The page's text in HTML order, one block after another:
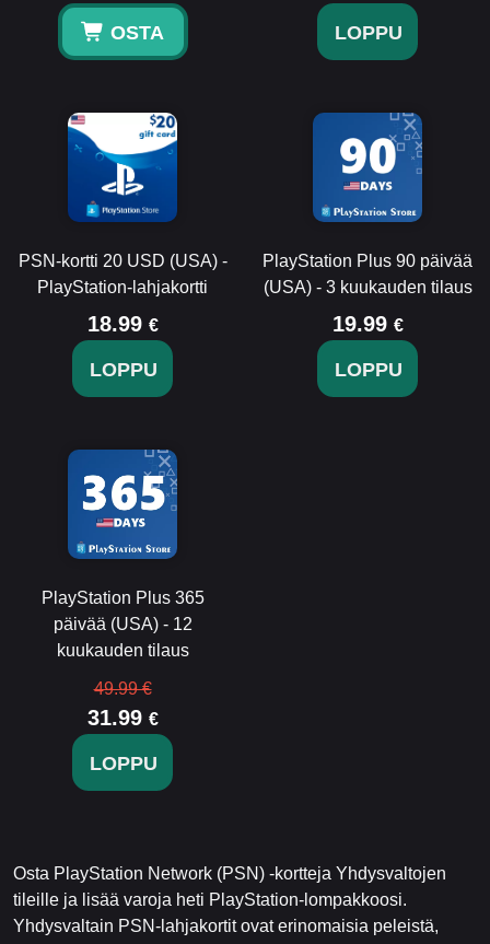
OSTA LOPPU
PSN-kortti 20 USD (USA) -
PlayStation-lahjakortti
18.99 €
LOPPU
PlayStation Plus 90 päivää
(USA) - 3 kuukauden tilaus
19.99 €
LOPPU
PlayStation Plus 365
päivää (USA) - 12
kuukauden tilaus
49.99 €
31.99 €
LOPPU
Osta PlayStation Network (PSN) -kortteja Yhdysvaltojen
tileille ja lisää varoja heti PlayStation-lompakkoosi.
Yhdysvaltain PSN-lahjakortit ovat erinomaisia peleistä,